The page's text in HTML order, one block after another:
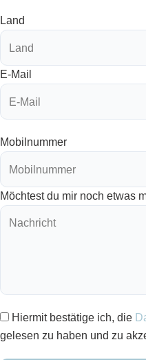
Land
E-Mail
Mobilnummer
Möchtest du mir noch etwas
Hiermit bestätige ich, die
gelesen zu haben und zu